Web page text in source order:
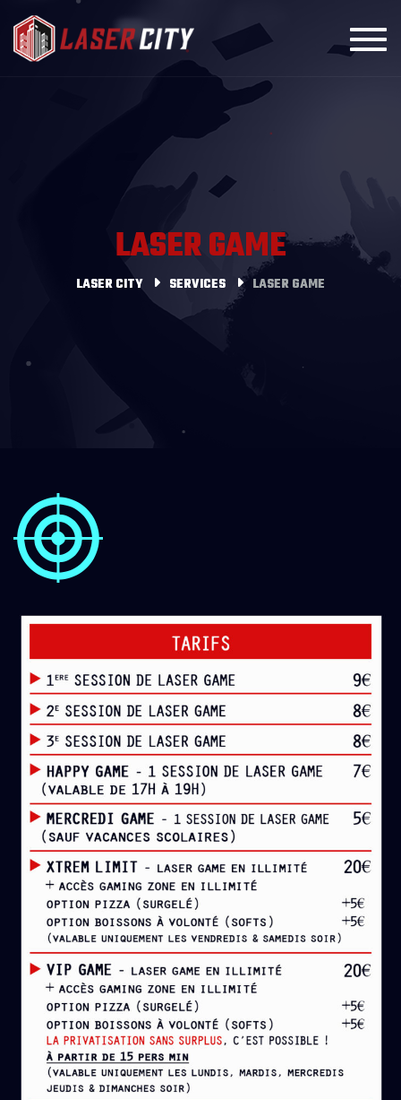
LASER GAME
LASER CITY SERVICES LASER GAME